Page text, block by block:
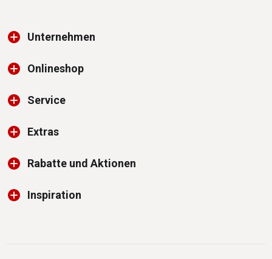
Unternehmen
Onlineshop
Service
Extras
Rabatte und Aktionen
Inspiration